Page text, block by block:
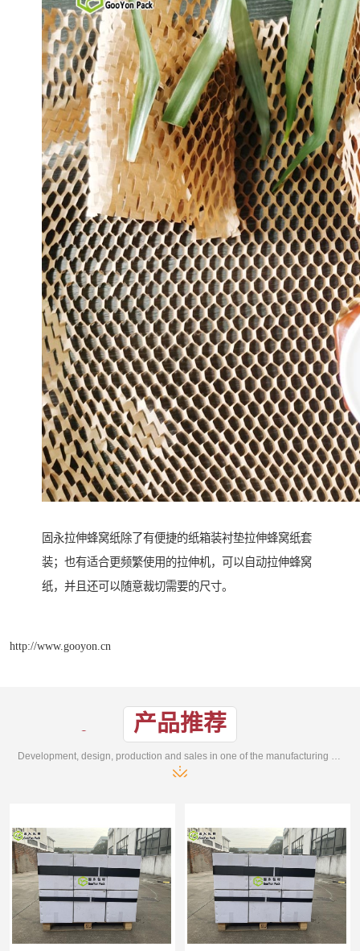
固永拉伸蜂窝纸除了有便捷的纸箱装衬垫拉伸蜂窝纸套
装；也有适合更频繁使用的拉伸机，可以自动拉伸蜂窝
纸，并且还可以随意裁切需要的尺寸。
http://www.gooyon.cn
产品推荐
Development, design, production and sales in one of the manufacturing enterprises